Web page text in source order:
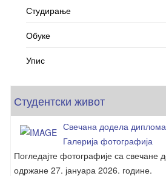
Студирање
Обуке
Упис
Студентски живот
Свечана додела
Галерија фотографија
Погледајте фотографије са свечане
одржане 27. јануара 2026. године.